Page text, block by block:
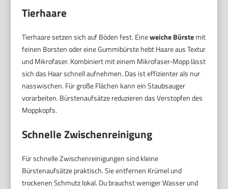
Tierhaare
Tierhaare setzen sich auf Böden fest. Eineweiche Bürstemit
feinen Borsten oder eine Gummibürste hebt Haare aus Textur
und Mikrofaser. Kombiniert mit einem Mikrofaser-Mopp lässt
sich das Haar schnell aufnehmen. Das ist effizienter als nur
nasswischen. Für große Flächen kann ein Staubsauger
vorarbeiten. Bürstenaufsätze reduzieren das Verstopfen des
Moppkopfs.
Schnelle Zwischenreinigung
Für schnelle Zwischenreinigungen sind kleine
Bürstenaufsätze praktisch. Sie entfernen Krümel und
trockenen Schmutz lokal. Du brauchst weniger Wasser und